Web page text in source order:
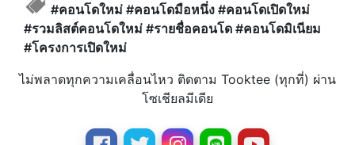
#คอนโดใหม่ #คอนโดมือหนึ่ง #คอนโดเปิดใหม่
#รวมลิสต์คอนโดใหม่ #รายชื่อคอนโด #คอนโดมิเนียม
#โครงการเปิดใหม่
ไม่พลาดทุกความเคลื่อนไหว ติดตาม Tooktee (ทุกที่) ผ่าน
โซเชียลมีเดีย